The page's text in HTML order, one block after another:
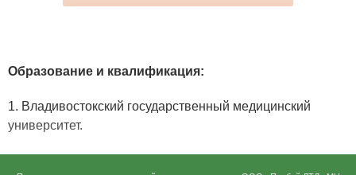
Образование и квалификация:
1. Владивостокский государственный медицинский
университет.